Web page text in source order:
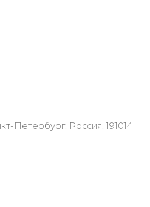
Петербург, Россия, 191014